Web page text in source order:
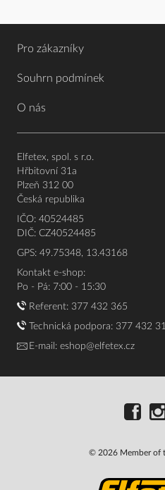
Pro zákazníky
Souhrn podmínek
O nás
Elfetex, spol. s r.o.
Hřbitovní 31a
Plzeň 312 00
Česká republika
IČO: 40524485
DIČ: CZ40524485
GPS: 49.75348, 13.43168
Kontakt e-shop:
Po - Pá: 7:00 - 15:30
Referent: 377 432 365
Technická podpora: 377 432
E-mail: eshop@elfetex.cz
© 2026 Member of